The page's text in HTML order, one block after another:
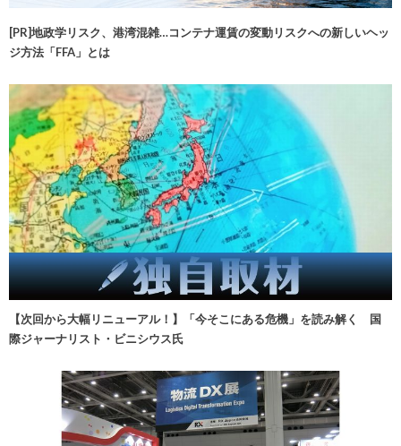
[PR]地政学リスク、港湾混雑…コンテナ運賃の変動リスクへの新しいヘッ
ジ方法「FFA」とは
【次回から大幅リニューアル！】「今そこにある危機」を読み解く 国
際ジャーナリスト・ビニシウス氏